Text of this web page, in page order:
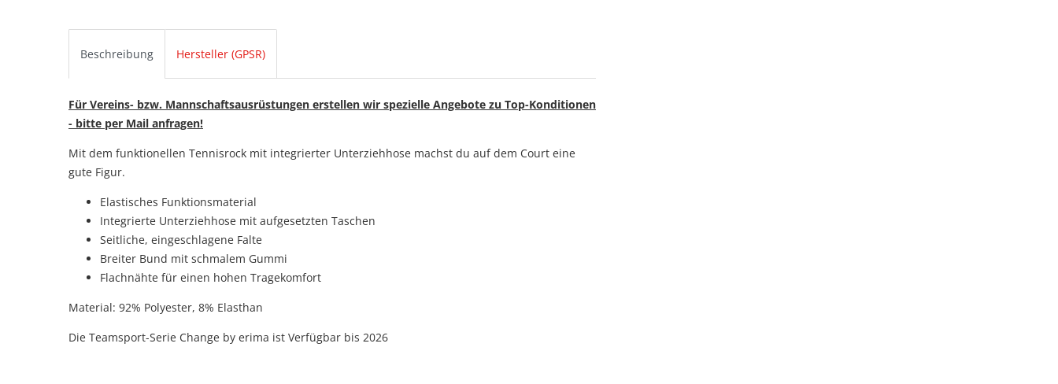
Beschreibung Hersteller (GPSR)
Für Vereins- bzw. Mannschaftsausrüstungen erstellen wir spezielle Angebote zu Top-Konditionen
- bitte per Mail anfragen!
Mit dem funktionellen Tennisrock mit integrierter Unterziehhose machst du auf dem Court eine
gute Figur.
Elastisches Funktionsmaterial
Integrierte Unterziehhose mit aufgesetzten Taschen
Seitliche, eingeschlagene Falte
Breiter Bund mit schmalem Gummi
Flachnähte für einen hohen Tragekomfort
Material: 92% Polyester, 8% Elasthan
Die Teamsport-Serie Change by erima ist Verfügbar bis 2026